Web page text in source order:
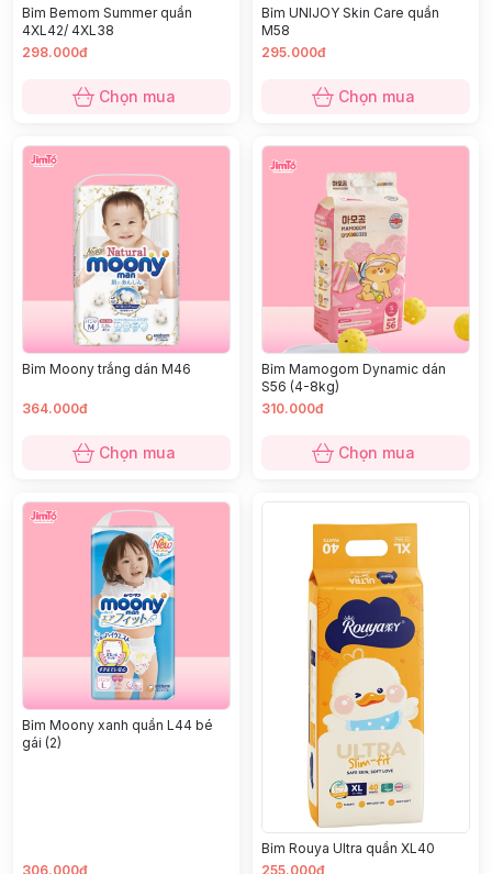
Bỉm Bemom Summer quần
4XL42/ 4XL38
298.000đ
Chọn mua
Bỉm UNIJOY Skin Care quần
M58
295.000đ
Chọn mua
Bỉm Moony trắng dán M46
364.000đ
Chọn mua
Bỉm Mamogom Dynamic dán
S56 (4-8kg)
310.000đ
Chọn mua
Bỉm Moony xanh quần L44 bé
gái (2)
306.000đ
Bỉm Rouya Ultra quần XL40
255.000đ